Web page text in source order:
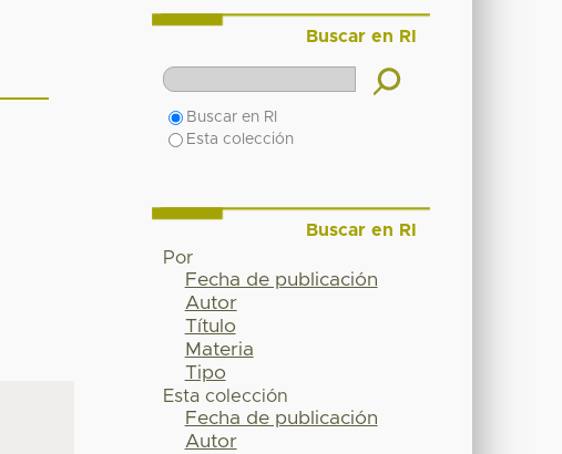
Buscar en RI
Buscar en RI
Esta colección
Buscar en RI
Por
Fecha de publicación
Autor
Título
Materia
Tipo
Esta colección
Fecha de publicación
Autor